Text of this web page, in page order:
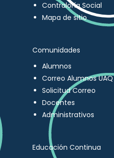
Contraloría Social
Mapa de sitio
Comunidades
Alumnos
Correo Alumnos UAQ
Solicitud Correo
Docentes
Administrativos
Educación Continua